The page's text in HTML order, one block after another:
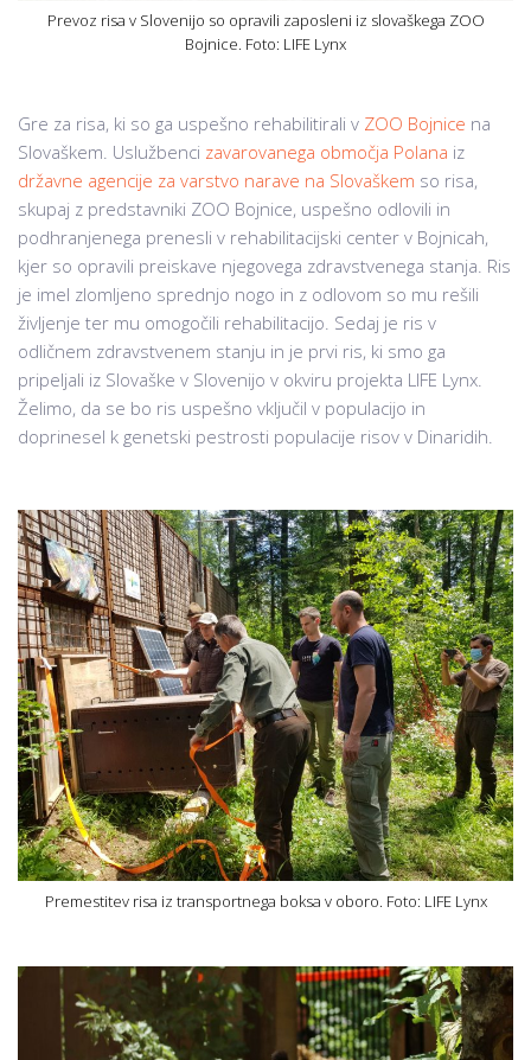
Prevoz risa v Slovenijo so opravili zaposleni iz slovaškega ZOO
Bojnice. Foto: LIFE Lynx
Gre za risa, ki so ga uspešno rehabilitirali v ZOO Bojnice na
Slovaškem. Uslužbenci zavarovanega območja Polana iz
državne agencije za varstvo narave na Slovaškem so risa,
skupaj z predstavniki ZOO Bojnice, uspešno odlovili in
podhranjenega prenesli v rehabilitacijski center v Bojnicah,
kjer so opravili preiskave njegovega zdravstvenega stanja. Ris
je imel zlomljeno sprednjo nogo in z odlovom so mu rešili
življenje ter mu omogočili rehabilitacijo. Sedaj je ris v
odličnem zdravstvenem stanju in je prvi ris, ki smo ga
pripeljali iz Slovaške v Slovenijo v okviru projekta LIFE Lynx.
Želimo, da se bo ris uspešno vključil v populacijo in
doprinesel k genetski pestrosti populacije risov v Dinaridih.
Premestitev risa iz transportnega boksa v oboro. Foto: LIFE Lynx